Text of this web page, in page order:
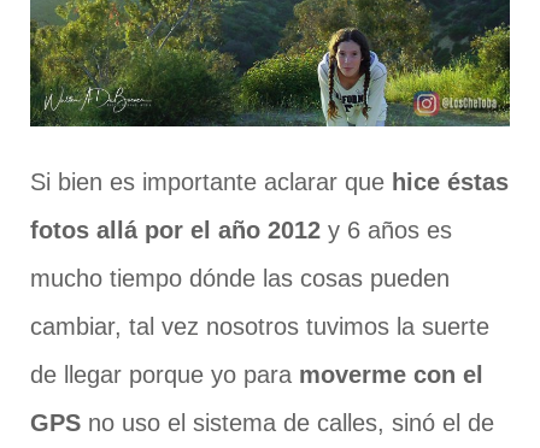
Si bien es importante aclarar que hice éstas
fotos allá por el año 2012 y 6 años es
mucho tiempo dónde las cosas pueden
cambiar, tal vez nosotros tuvimos la suerte
de llegar porque yo para moverme con el
GPS no uso el sistema de calles, sinó el de